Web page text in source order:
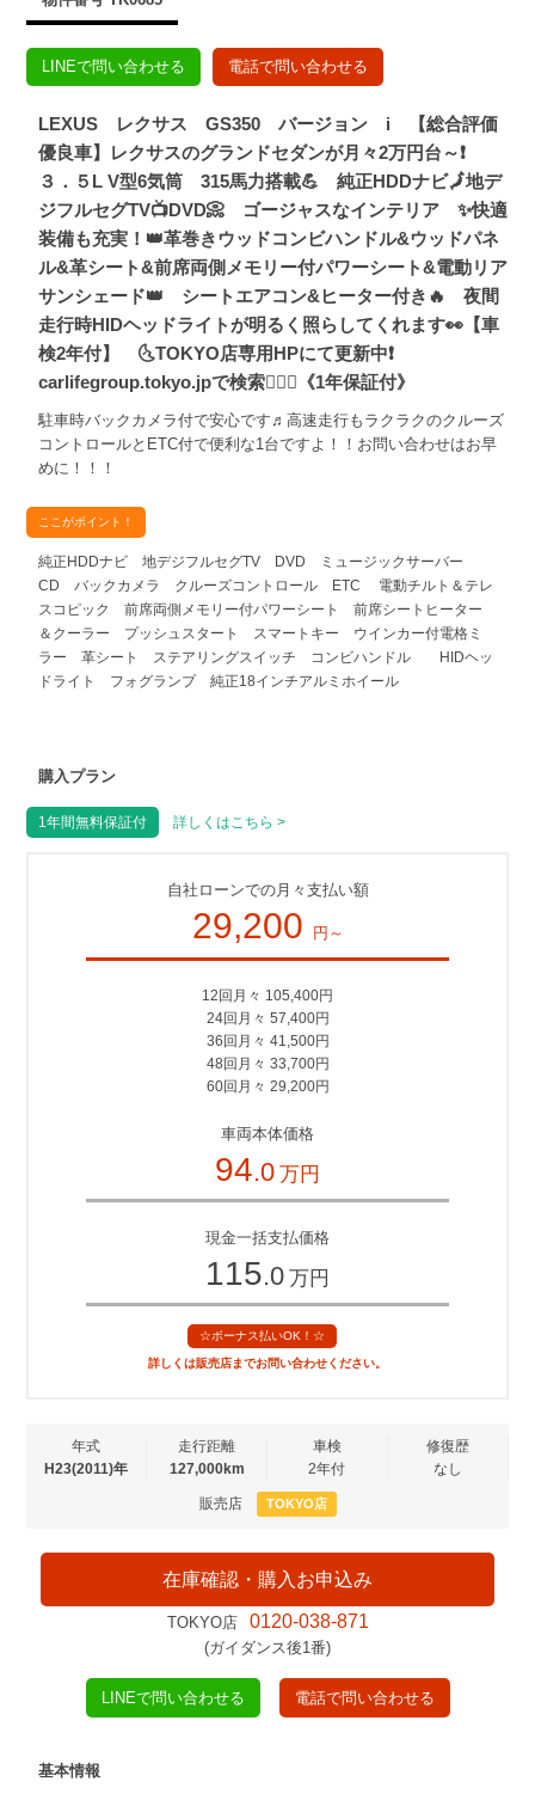
LINEで問い合わせる 電話で問い合わせる
LEXUS レクサス GS350 バージョン i 【総合評価
優良車】レクサスのグランドセダンが月々2万円台～❗
３．５L V型6気筒 315馬力搭載💪 純正HDDナビ🗾地デ
ジフルセグTV📺DVD📀 ゴージャスなインテリア ✨快適
装備も充実！👑革巻きウッドコンビハンドル&ウッドパネ
ル&革シート&前席両側メモリー付パワーシート&電動リア
サンシェード👑 シートエアコン&ヒーター付き🔥 夜間
走行時HIDヘッドライトが明るく照らしてくれます👀【車
検2年付】 🌜TOKYO店専用HPにて更新中❗
carlifegroup.tokyo.jpで検索🕵️‍♂️🌛《1年保証付》
駐車時バックカメラ付で安心です♬高速走行もラクラクのクルーズ
コントロールとETC付で便利な1台ですよ！！お問い合わせはお早
めに！！！
ここがポイント！
純正HDDナビ 地デジフルセグTV DVD ミュージックサーバー
CD バックカメラ クルーズコントロール ETC 電動チルト＆テレ
スコピック 前席両側メモリー付パワーシート 前席シートヒーター
＆クーラー プッシュスタート スマートキー ウインカー付電格ミ
ラー 革シート ステアリングスイッチ コンビハンドル HIDヘッ
ドライト フォグランプ 純正18インチアルミホイール
購入プラン
1年間無料保証付 詳しくはこちら >
自社ローンでの月々支払い額
29,200 円～
12回月々 105,400円
24回月々 57,400円
36回月々 41,500円
48回月々 33,700円
60回月々 29,200円
車両本体価格
94.0 万円
現金一括支払価格
115.0 万円
☆ボーナス払いOK！☆
詳しくは販売店までお問い合わせください。
年式
H23(2011)年
走行距離
127,000km
車検
2年付
修復歴
なし
販売店 TOKYO店
在庫確認・購入お申込み
TOKYO店 0120-038-871
(ガイダンス後1番)
LINEで問い合わせる 電話で問い合わせる
基本情報